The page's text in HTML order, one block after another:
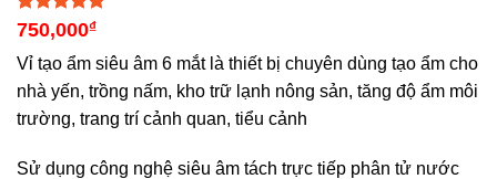
5.00trên 5
dựa trên
1
đánh giá
750,000₫
Vỉ tạo ẩm siêu âm 6 mắt là thiết bị chuyên dùng tạo ẩm cho
nhà yến, trồng nấm, kho trữ lạnh nông sản, tăng độ ẩm môi
trường, trang trí cảnh quan, tiểu cảnh
Sử dụng công nghệ siêu âm tách trực tiếp phân tử nước